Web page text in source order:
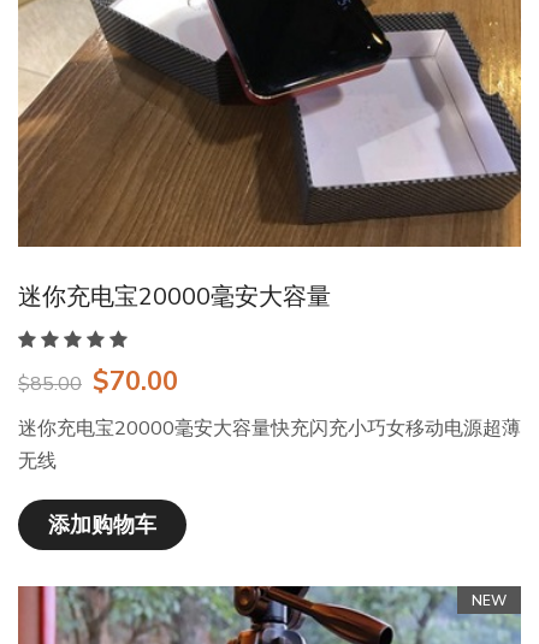
迷你充电宝20000毫安大容量
$85.00 $70.00
迷你充电宝20000毫安大容量快充闪充小巧女移动电源超薄
无线
添加购物车
NEW